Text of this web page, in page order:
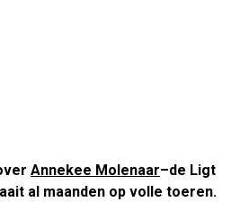
Annekee Molenaar–de Ligt
al maanden op volle toeren.